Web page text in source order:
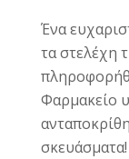
Ένα
τα στελέχη
Φαρμακείο
σκευάσματα!